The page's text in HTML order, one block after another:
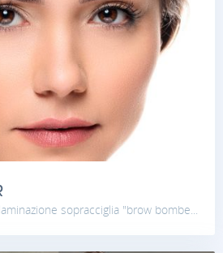
sopracciglia "brow bombe...